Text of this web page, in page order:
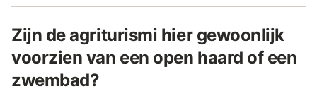
Zijn de agriturismi hier gewoonlijk
voorzien van een open haard of een
zwembad?